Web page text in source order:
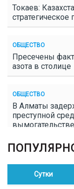
Токаев:
стратегическое
ОБЩЕСТВО
Пресечены
азота в столице
ОБЩЕСТВО
В Алматы
преступной
вымогательстве
ОБЩЕСТВО
Полицейские
конопли в
Сутки